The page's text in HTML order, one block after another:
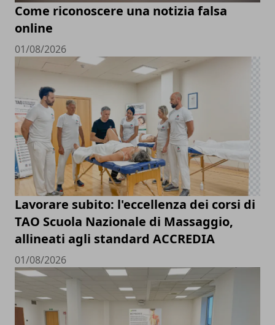
Come riconoscere una notizia falsa
online
01/08/2026
Lavorare subito: l'eccellenza dei corsi di
TAO Scuola Nazionale di Massaggio,
allineati agli standard ACCREDIA
01/08/2026